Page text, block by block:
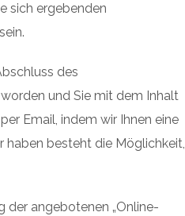
sich ergebenden
des
und Sie mit dem Inhalt
Email, indem wir Ihnen eine
haben besteht die Möglichkeit,
der angebotenen „Online-